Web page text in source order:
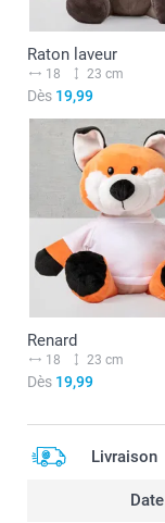
Raton laveur
18 23 cm
Dès 19,99
Renard
18 23 cm
Dès 19,99
Livraison
Date